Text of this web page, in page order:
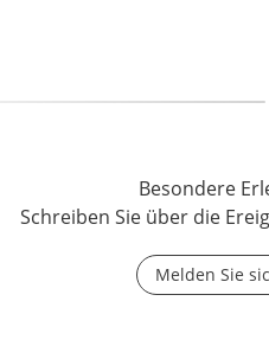
Besondere
Schreiben Sie über die
Melden Sie